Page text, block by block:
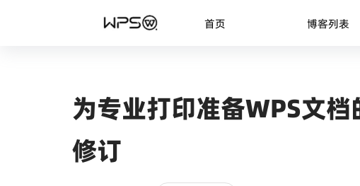
首页 博客列表
为专业打印准备WPS文
修订